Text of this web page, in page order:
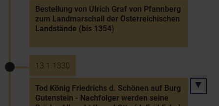
Bestellung von Ulrich Graf von Pfannberg
zum Landmarschall der Österreichischen
Landstände (bis 1354)
13.1.1330
Tod König Friedrichs d. Schönen auf Burg
Gutenstein - Nachfolger werden seine